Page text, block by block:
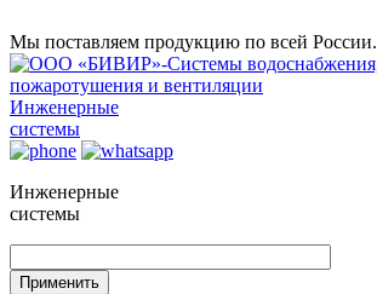
Мы поставляем продукцию по всей России.
Инженерные
системы
Инженерные
системы